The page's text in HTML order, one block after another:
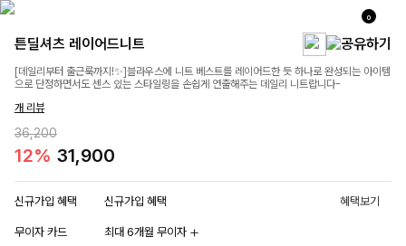
0
튼딜셔츠 레이어드니트
[데일리부터 출근룩까지!✨]블라우스에 니트 베스트를 레이어드한 듯 하나로 완성되는 아이템
으로 단정하면서도 센스 있는 스타일링을 손쉽게 연출해주는 데일리 니트랍니다-
개 리뷰
36,200
12% 31,900
신규가입 혜택 신규가입 혜택 혜택보기
무이자 카드 최대 6개월 무이자